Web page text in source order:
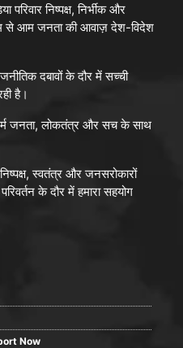
परिवार निष्पक्ष, निर्भीक और
से आम जनता की आवाज़ देश-विदेश
दबावों के दौर में सच्ची
है।
धर्म जनता, लोकतंत्र और सच के साथ
स्वतंत्र और जनसरोकारों
के दौर में हमारा सहयोग
Now